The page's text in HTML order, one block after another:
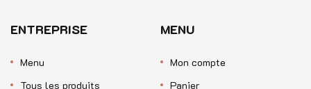
ENTREPRISE
Menu
Tous les produits
MENU
Mon compte
Panier